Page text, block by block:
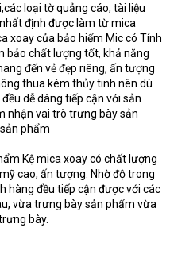
loại tờ quảng cáo, tài liệu
định được làm từ mica
xoay của bảo hiểm Mic có Tính
bảo chất lượng tốt, khả năng
đến vẻ đẹp riêng, ấn tượng
thua kém thủy tinh nên dù
dễ dàng tiếp cận với sản
nhận vai trò trưng bày sản
phẩm
Kệ mica xoay có chất lượng
cao, ấn tượng. Nhờ độ trong
hàng đều tiếp cận được với các
vừa trưng bày sản phẩm vừa
bày.